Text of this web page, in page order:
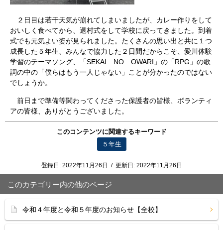
２日目は若干天気が崩れてしまいましたが、カレー作りをして
おいしく食べてから、退村式をして学校に戻ってきました。到着
式でも元気よい姿が見られました。たくさんの思い出と共に１つ
成長した５年生、みんなで協力した２日間だからこそ、愛川体験
学習のテーマソング、「SEKAI NO OWARI」の「RPG」の歌
詞の中の「僕らはもう一人じゃない」ことが分かったのではない
でしょうか。
前日まで準備等関わってくださった保護者の皆様、ボランティ
アの皆様、ありがとうございました。
このコンテンツに関連するキーワード
５年生
登録日: 2022年11月26日 / 更新日: 2022年11月26日
このカテゴリー内の他のページ
令和４年度と令和５年度のお知らせ【全校】